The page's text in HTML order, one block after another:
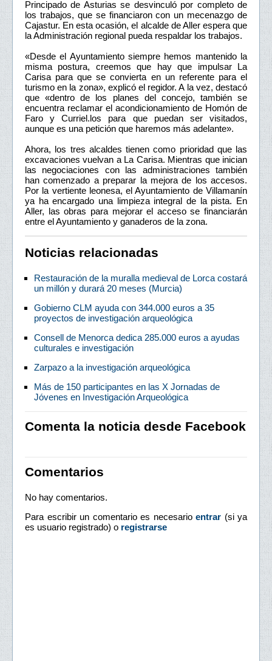
Principado de Asturias se desvinculó por completo de
los trabajos, que se financiaron con un mecenazgo de
Cajastur. En esta ocasión, el alcalde de Aller espera que
la Administración regional pueda respaldar los trabajos.
«Desde el Ayuntamiento siempre hemos mantenido la
misma postura, creemos que hay que impulsar La
Carisa para que se convierta en un referente para el
turismo en la zona», explicó el regidor. A la vez, destacó
que «dentro de los planes del concejo, también se
encuentra reclamar el acondicionamiento de Homón de
Faro y Curriel.los para que puedan ser visitados,
aunque es una petición que haremos más adelante».
Ahora, los tres alcaldes tienen como prioridad que las
excavaciones vuelvan a La Carisa. Mientras que inician
las negociaciones con las administraciones también
han comenzado a preparar la mejora de los accesos.
Por la vertiente leonesa, el Ayuntamiento de Villamanín
ya ha encargado una limpieza integral de la pista. En
Aller, las obras para mejorar el acceso se financiarán
entre el Ayuntamiento y ganaderos de la zona.
Noticias relacionadas
Restauración de la muralla medieval de Lorca costará
un millón y durará 20 meses (Murcia)
Gobierno CLM ayuda con 344.000 euros a 35
proyectos de investigación arqueológica
Consell de Menorca dedica 285.000 euros a ayudas
culturales e investigación
Zarpazo a la investigación arqueológica
Más de 150 participantes en las X Jornadas de
Jóvenes en Investigación Arqueológica
Comenta la noticia desde Facebook
Comentarios
No hay comentarios.
Para escribir un comentario es necesario entrar (si ya
es usuario registrado) o registrarse